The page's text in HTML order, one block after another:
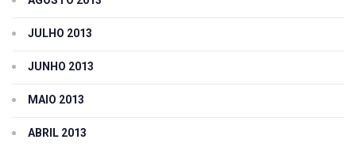
JULHO 2013
JUNHO 2013
MAIO 2013
ABRIL 2013